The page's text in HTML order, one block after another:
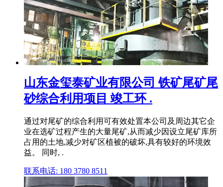
山东金玺泰矿业有限公司 铁矿尾矿尾
砂综合利用项目 竣工环 .
通过对尾矿的综合利用可有效处置本公司及周边其它企
业在选矿过程产生的大量尾矿,从而减少因设立尾矿库所
占用的土地,减少对矿区植被的破坏,具有较好的环境效
益。 同时, .
联系电话: 180 3780 8511